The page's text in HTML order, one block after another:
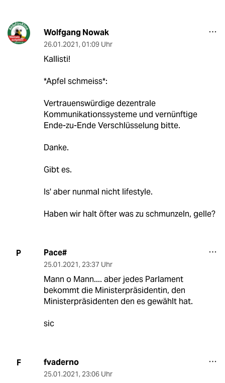
Wolfgang Nowak
26.01.2021, 01:09 Uhr
Kallisti!
*Apfel schmeiss*:
Vertrauenswürdige dezentrale
Kommunikationssysteme und vernünftige
Ende-zu-Ende Verschlüsselung bitte.
Danke.
Gibt es.
Is' aber nunmal nicht lifestyle.
Haben wir halt öfter was zu schmunzeln, gelle?
P Pace#
25.01.2021, 23:37 Uhr
Mann o Mann.... aber jedes Parlament
bekommt die Ministerpräsidentin, den
Ministerpräsidenten den es gewählt hat.
sic
F fvaderno
25.01.2021, 23:06 Uhr